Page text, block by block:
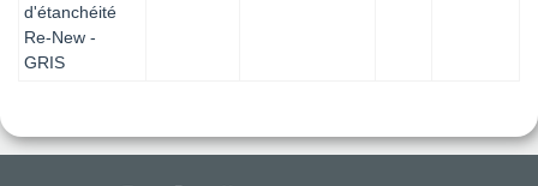
d'étanchéité
Re-New -
GRIS